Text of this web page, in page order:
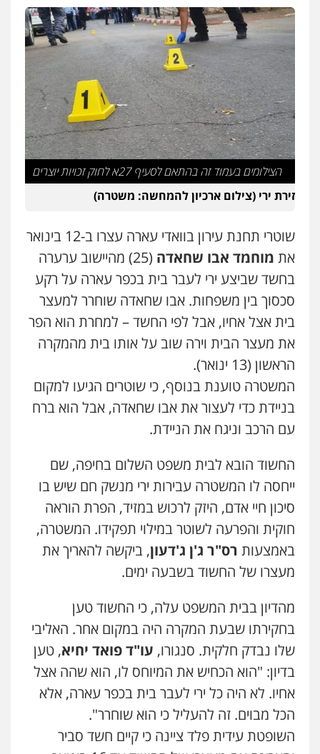
עו"ד איהאב ג'לג'ולי
פלילי מעצרים וחקירות עורכי דין לענייני
אסירים
0505216700
אייל בן שושן, עורך דין פלילי
פלילי מעצרים וחקירות פשיעה חמורה
נוער רישום פלילי
0522763105
עו"ד שלומי שרון
0547342002
עו"ד אלון קריטי
פלילי כלכלי אלימות סמים מעצרים
0525544654
עו"ד זוהר ארבל
קטינים
0538788878
משפט פלילי פשיעה חמורה
וחקירות צבאי תעבורה
0544218336
משרד עורכי דין חן ברוך
פלילי דיני תעבורה מעצרים וחקירות
0505078733
משרד עורכי דין טאי שרקי
פלילי אסירים תעבורה מרב"ד
0547556464
עו"ד אילן אלימלך
פלילי פשיעה חמורה תעבורה
0522992110
הצילומים בעמוד זה בהתאם לסעיף 27א לחוק זכויות יוצרים
זירת ירי (צילום ארכיון להמחשה: משטרה)
שוטרי תחנת עירון בוואדי עארה עצרו ב-12 בינואר
את מוחמד אבו שחאדה
(25) מהיישוב ערערה
בחשד שביצע ירי לעבר בית בכפר עארה על רקע
סכסוך בין משפחות. אבו שחאדה שוחרר למעצר
בית אצל אחיו, אבל לפי החשד – למחרת הוא הפר
את מעצר הבית וירה שוב על אותו בית מהמקרה
הראשון (13 ינואר).
המשטרה טוענת בנוסף, כי שוטרים הגיעו למקום
בניידת כדי לעצור את אבו שחאדה, אבל הוא ברח
עם הרכב וניגח את הניידת.
החשוד הובא לבית משפט השלום בחיפה, שם
ייחסה לו המשטרה עבירות ירי מנשק חם שיש בו
סיכון חיי אדם, היזק לרכוש במזיד, הפרת הוראה
חוקית והפרעה לשוטר במילוי תפקידו. המשטרה,
באמצעות רס"ר ג'ן ג'דעון, ביקשה להאריך את
מעצרו של החשוד בשבעה ימים.
מהדיון בבית המשפט עלה, כי החשוד טען
בחקירתו שבעת המקרה היה במקום אחר. האליבי
שלו נבדק חלקית. סנגורו, עו"ד פואד יחיא, טען
בדיון: "הוא הכחיש את המיוחס לו, הוא שהה אצל
אחיו. לא היה כל ירי לעבר בית בכפר עארה, אלא
הכל מבוים. זה להעליל כי הוא שוחרר".
השופטת עידית פלד ציינה כי קיים חשד סביר
שני אלגרבלי – משרד עורכי דין
פלילי עורכי דין לענייני אסירים
עו"ד אייל אביטל
פשיעה חמורה מעצרים וחקירות
0544712201
פשיעה חמורה
0524282442
כבריאן, מזר – משרד עורכי דין
פלילי מעצרים וחקירות
0543986802
מנשה, אלמוג – עורכי דין